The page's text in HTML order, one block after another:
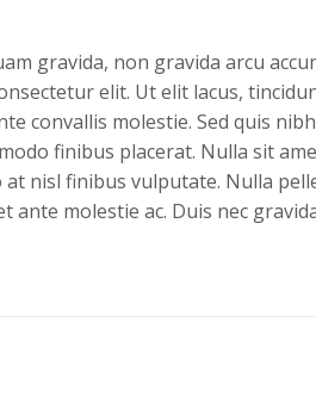
gravida, non gravida arcu
elit. Ut elit lacus,
convallis molestie. Sed quis
finibus placerat. Nulla sit
nisl finibus vulputate. Nulla
molestie ac. Duis nec